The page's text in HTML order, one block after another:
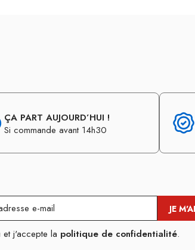
ÇA PART AUJOURD’HUI !
Si commande avant 14h30
et j'accepte la politique de confidentialité.